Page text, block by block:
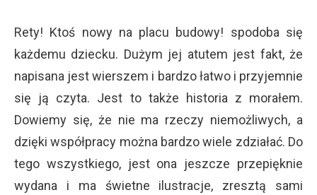
Rety! Ktoś nowy na placu budowy! spodoba się
każdemu dziecku. Dużym jej atutem jest fakt, że
napisana jest wierszem i bardzo łatwo i przyjemnie
się ją czyta. Jest to także historia z morałem.
Dowiemy się, że nie ma rzeczy niemożliwych, a
dzięki współpracy można bardzo wiele zdziałać. Do
tego wszystkiego, jest ona jeszcze przepięknie
wydana i ma świetne ilustracje, zresztą sami